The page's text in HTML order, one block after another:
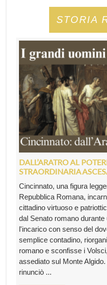
STORIA
DALL’ARATRO AL
STRAORDINARIA
Cincinnato, una figura
Repubblica Romana,
cittadino virtuoso e
dal Senato romano
l'incarico con senso del
semplice contadino,
romano e sconfisse i
assediato sul Monte
rinunciò ...